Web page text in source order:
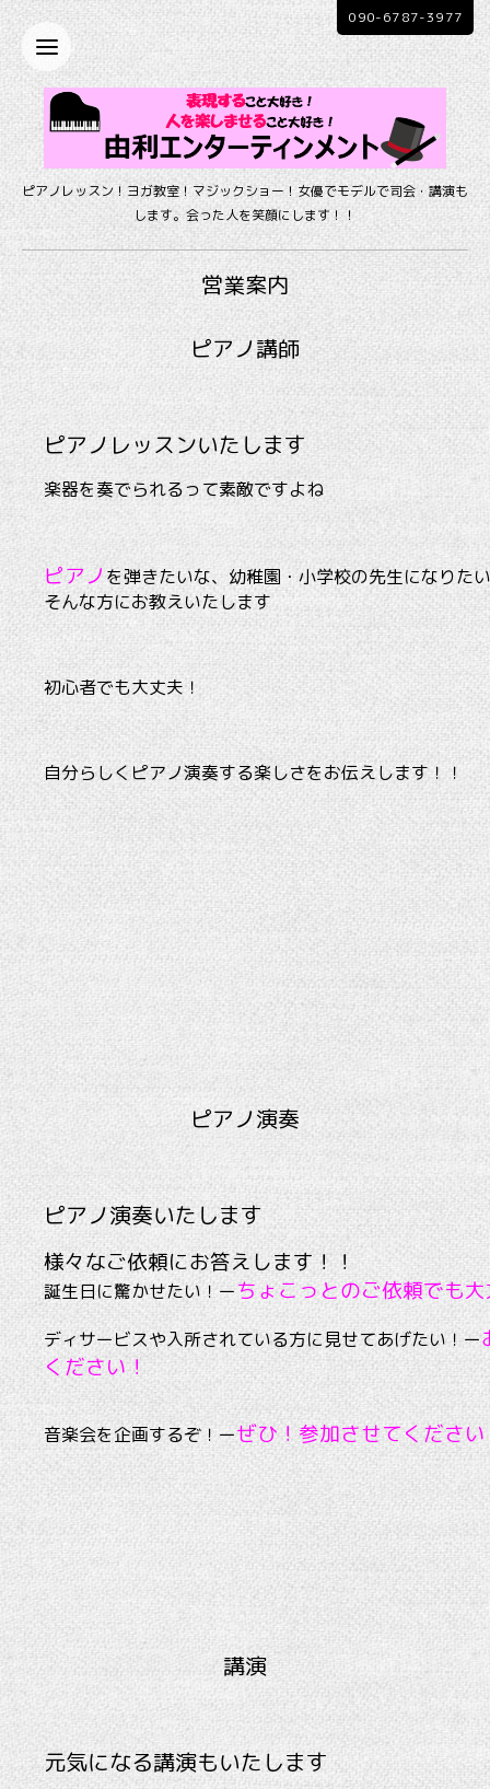
ピアノレッスン！ヨガ教室！マジックショー！女優でモデルで司会・講演も
します。会った人を笑顔にします！！
090-6787-3977
営業案内
ピアノ講師
ピアノレッスンいたします
楽器を奏でられるって素敵ですよね
ピアノ を弾きたいな、幼稚園・小学校の先生になりた
そんな方にお教えいたします
初心者でも大丈夫！
自分らしくピアノ演奏する楽しさをお伝えします！！
ピアノ演奏
ピアノ演奏いたします
様々なご依頼にお答えします！！
誕生日に驚かせたい！ーちょこっとのご依頼でも
ディサービスや入所されている方に見せてあげたい！ー
ください！
音楽会を企画するぞ！ーぜひ！参加させてくださ
講演
元気になる講演もいたします